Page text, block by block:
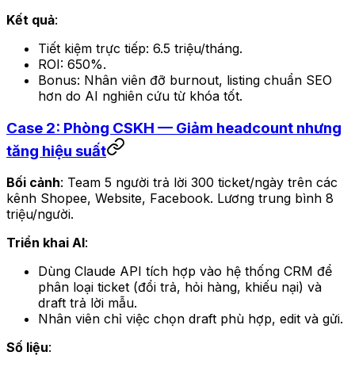
Kết quả:
Tiết kiệm trực tiếp: 6.5 triệu/tháng.
ROI: 650%.
Bonus: Nhân viên đỡ burnout, listing chuẩn SEO
hơn do AI nghiên cứu từ khóa tốt.
Case 2: Phòng CSKH — Giảm headcount nhưng
tăng hiệu suất
Bối cảnh: Team 5 người trả lời 300 ticket/ngày trên các
kênh Shopee, Website, Facebook. Lương trung bình 8
triệu/người.
Triển khai AI:
Dùng Claude API tích hợp vào hệ thống CRM để
phân loại ticket (đổi trả, hỏi hàng, khiếu nại) và
draft trả lời mẫu.
Nhân viên chỉ việc chọn draft phù hợp, edit và gửi.
Số liệu: